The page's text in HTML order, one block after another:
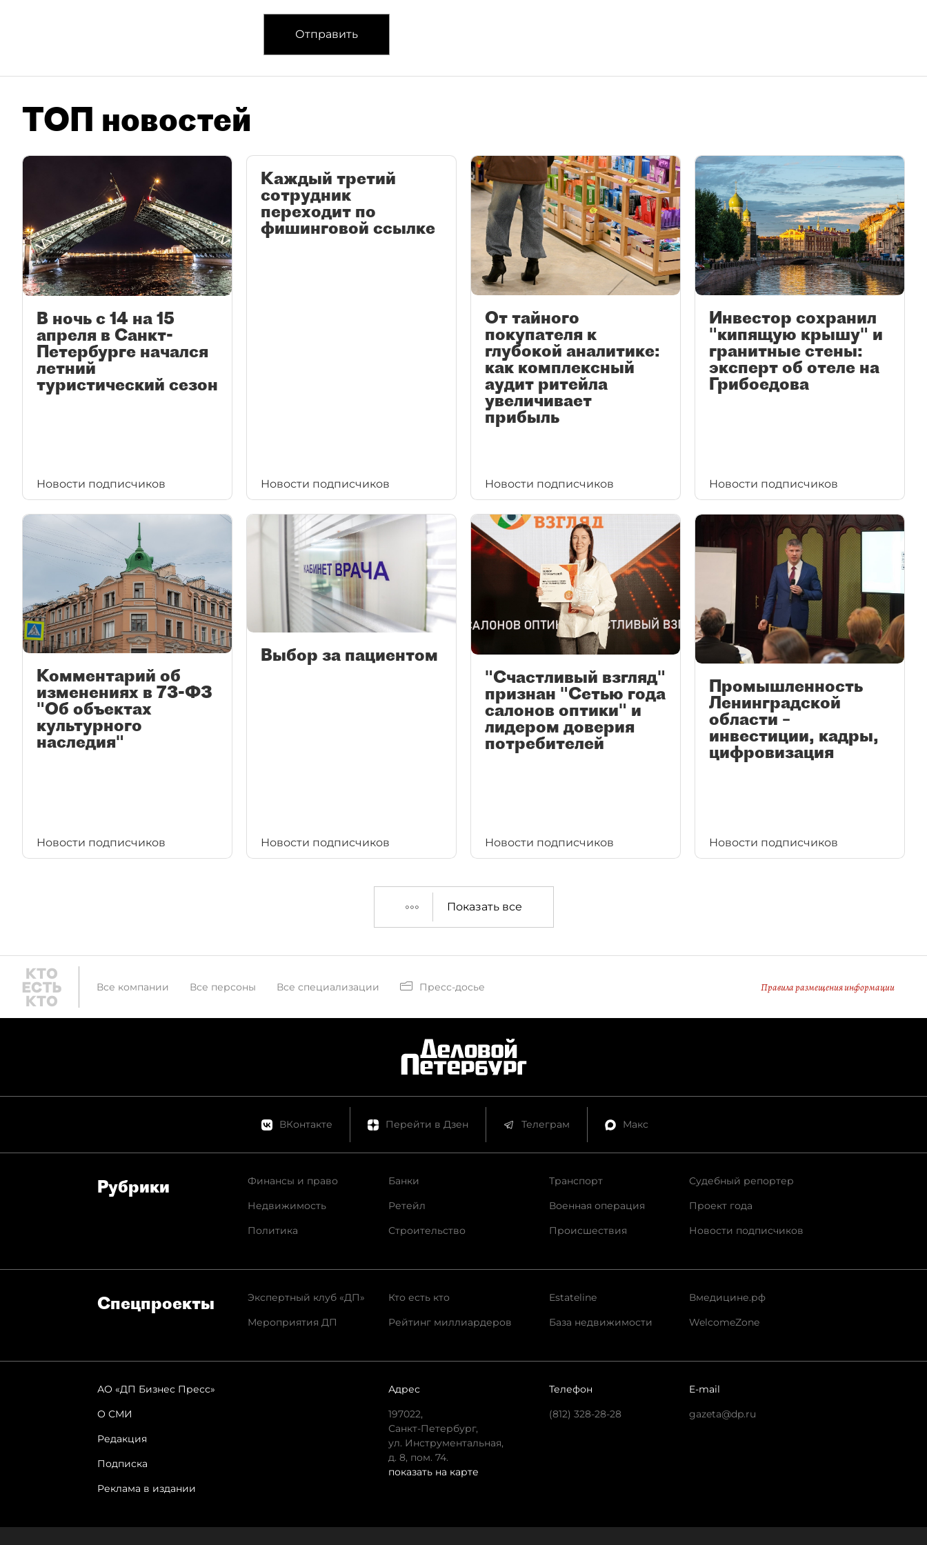
Отправить
ТОП новостей
В ночь с 14 на 15
апреля в Санкт-
Петербурге начался
летний
туристический сезон
Новости подписчиков
Каждый третий
сотрудник
переходит по
фишинговой ссылке
Новости подписчиков
От тайного
покупателя к
глубокой аналитике:
как комплексный
аудит ритейла
увеличивает
прибыль
Новости подписчиков
Инвестор сохранил
"кипящую крышу" и
гранитные стены:
эксперт об отеле на
Грибоедова
Новости подписчиков
Комментарий об
изменениях в 73-ФЗ
"Об объектах
культурного
наследия"
Новости подписчиков
Выбор за пациентом
Новости подписчиков
"Счастливый взгляд"
признан "Сетью года
салонов оптики" и
лидером доверия
потребителей
Новости подписчиков
Промышленность
Ленинградской
области –
инвестиции, кадры,
цифровизация
Новости подписчиков
Показать все
Все компании Все персоны Все специализации Пресс-досье Правила размещения информации
ВКонтакте Перейти в Дзен Телеграм Макс
Рубрики
Финансы и право
Недвижимость
Политика
Банки
Ретейл
Строительство
Транспорт
Военная операция
Происшествия
Судебный репортер
Проект года
Новости подписчиков
Спец­проекты
Экспертный клуб «ДП»
Мероприятия ДП
Кто есть кто
Рейтинг миллиардеров
Estateline
База недвижимости
Вмедицине.рф
WelcomeZone
АО «ДП Бизнес Пресс»
О СМИ
Редакция
Подписка
Реклама в издании
Адрес
197022,
Санкт-Петербург,
ул. Инструментальная,
д. 8, пом. 74.
показать на карте
Телефон
(812) 328-28-28
E-mail
gazeta@dp.ru